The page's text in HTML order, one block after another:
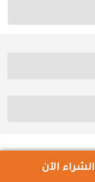
الشراء الآن